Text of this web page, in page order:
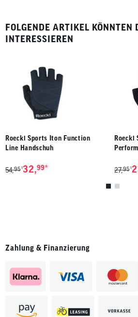
FOLGENDE ARTIKEL KÖNNTEN
INTERESSIEREN
Roeckl Sports Iton Function
Line Handschuh
54,95 132,99*
Roeckl
27,95 1
Zahlung & Finanzierung